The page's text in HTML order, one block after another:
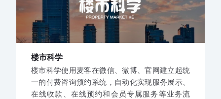
楼市科学
楼市科学使用麦客在微信、微博、官网建立起统
一的付费咨询预约系统，自动化实现服务展示、
在线收款、在线预约和会员专属服务等业务流